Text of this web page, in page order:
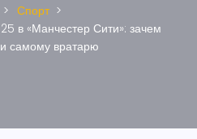
Спорт
в «Манчестер Сити»: зачем
самому вратарю